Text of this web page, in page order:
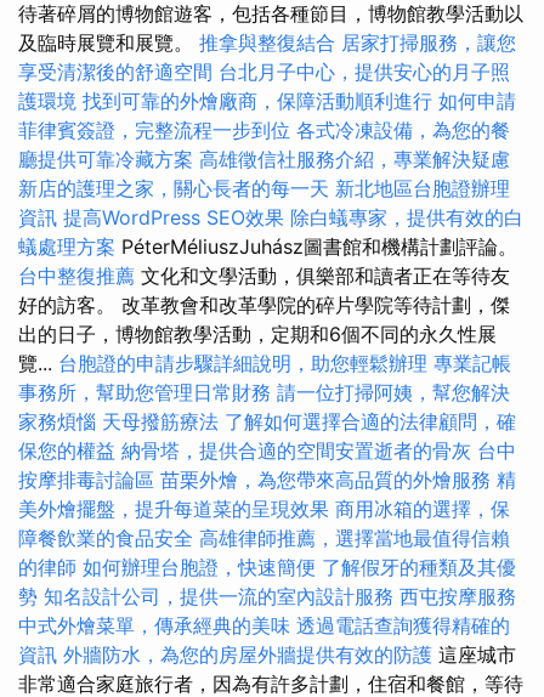
待著碎屑的博物館遊客，包括各種節目，博物館教學活動以
及臨時展覽和展覽。 推拿與整復結合 居家打掃服務，讓您
享受清潔後的舒適空間 台北月子中心，提供安心的月子照
護環境 找到可靠的外燴廠商，保障活動順利進行 如何申請
菲律賓簽證，完整流程一步到位 各式冷凍設備，為您的餐
廳提供可靠冷藏方案 高雄徵信社服務介紹，專業解決疑慮
新店的護理之家，關心長者的每一天 新北地區台胞證辦理
資訊 提高WordPress SEO效果 除白蟻專家，提供有效的白
蟻處理方案 PéterMéliuszJuhász圖書館和機構計劃評論。
台中整復推薦 文化和文學活動，俱樂部和讀者正在等待友
好的訪客。 改革教會和改革學院的碎片學院等待計劃，傑
出的日子，博物館教學活動，定期和6個不同的永久性展
覽... 台胞證的申請步驟詳細說明，助您輕鬆辦理 專業記帳
事務所，幫助您管理日常財務 請一位打掃阿姨，幫您解決
家務煩惱 天母撥筋療法 了解如何選擇合適的法律顧問，確
保您的權益 納骨塔，提供合適的空間安置逝者的骨灰 台中
按摩排毒討論區 苗栗外燴，為您帶來高品質的外燴服務 精
美外燴擺盤，提升每道菜的呈現效果 商用冰箱的選擇，保
障餐飲業的食品安全 高雄律師推薦，選擇當地最值得信賴
的律師 如何辦理台胞證，快速簡便 了解假牙的種類及其優
勢 知名設計公司，提供一流的室內設計服務 西屯按摩服務
中式外燴菜單，傳承經典的美味 透過電話查詢獲得精確的
資訊 外牆防水，為您的房屋外牆提供有效的防護 這座城市
非常適合家庭旅行者，因為有許多計劃，住宿和餐館，等待